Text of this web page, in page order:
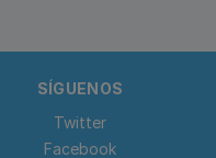
SÍGUENOS
Twitter
Facebook